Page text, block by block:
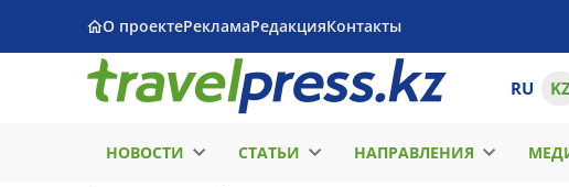
О проектеРекламаРедакцияКонтакты
RU
НОВОСТИ СТАТЬИ НАПРАВЛЕНИЯ